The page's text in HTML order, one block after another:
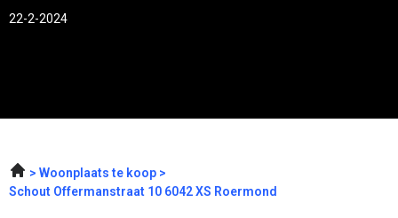
22-2-2024
Woonplaats te koop
Schout Offermanstraat 10 6042 XS Roermond